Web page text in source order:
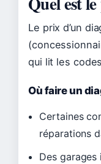
Le prix d’un
qui lit les
Où faire un
Certaines
réparations
Des